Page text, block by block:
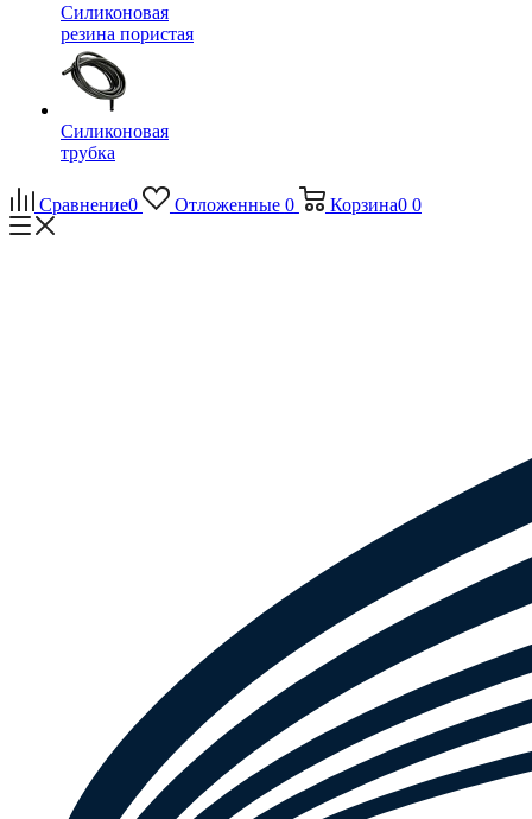
Силиконовая
резина пористая
Силиконовая
трубка
Сравнение0 Отложенные 0 Корзина0 0